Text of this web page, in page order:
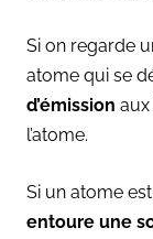
Si on regarde
atome qui se
d’émission aux
l’atome.
Si un atome
entoure une